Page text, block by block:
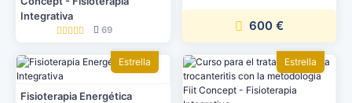
Integrativa
69 600 €
Estrella
Fisioterapia Energética
Estrella